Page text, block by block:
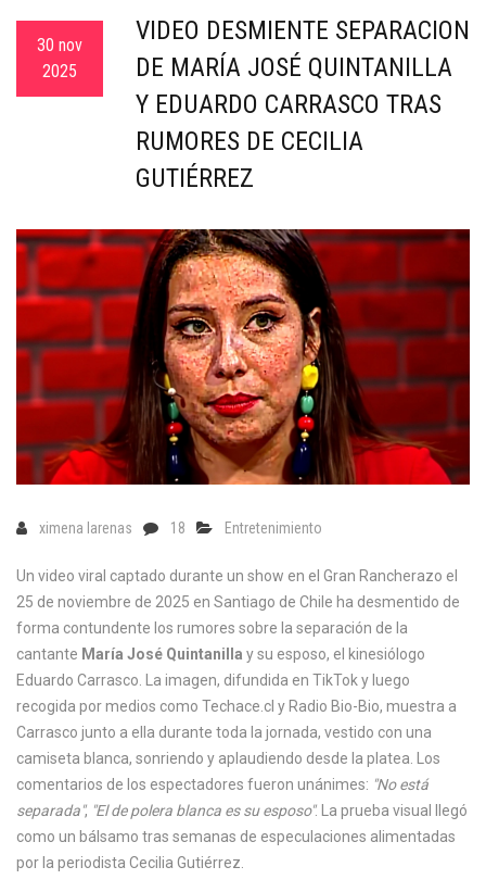
a
30 nov
2025
VIDEO DESMIENTE SEPARACIÓN
DE MARÍA JOSÉ QUINTANILLA
Y EDUARDO CARRASCO TRAS
RUMORES DE CECILIA
GUTIÉRREZ
ximena larenas 18 Entretenimiento
Un video viral captado durante un show en el Gran Rancherazo el
25 de noviembre de 2025 en Santiago de Chile ha desmentido de
forma contundente los rumores sobre la separación de la
cantante María José Quintanilla y su esposo, el kinesiólogo
Eduardo Carrasco . La imagen, difundida en TikTok y luego
recogida por medios como Techace.cl y Radio Bio-Bio, muestra a
Carrasco junto a ella durante toda la jornada, vestido con una
camiseta blanca, sonriendo y aplaudiendo desde la platea. Los
comentarios de los espectadores fueron unánimes: "No está
separada", "El de polera blanca es su esposo". La prueba visual llegó
como un bálsamo tras semanas de especulaciones alimentadas
por la periodista Cecilia Gutiérrez